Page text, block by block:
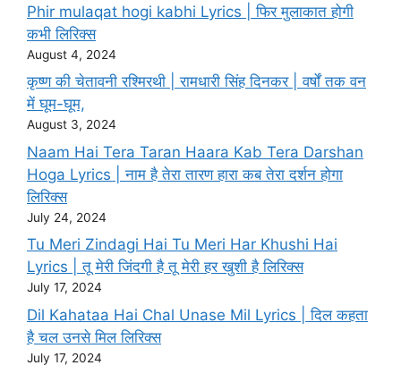
Phir mulaqat hogi kabhi Lyrics | फिर मुलाकात होगी
कभी लिरिक्स
August 4, 2024
कृष्ण की चेतावनी रश्मिरथी | रामधारी सिंह दिनकर | वर्षों तक वन
में घूम-घूम,
August 3, 2024
Naam Hai Tera Taran Haara Kab Tera Darshan
Hoga Lyrics | नाम है तेरा तारण हारा कब तेरा दर्शन होगा
लिरिक्स
July 24, 2024
Tu Meri Zindagi Hai Tu Meri Har Khushi Hai
Lyrics | तू मेरी जिंदगी है तू मेरी हर खुशी है लिरिक्स
July 17, 2024
Dil Kahataa Hai Chal Unase Mil Lyrics | दिल कहता
है चल उनसे मिल लिरिक्स
July 17, 2024